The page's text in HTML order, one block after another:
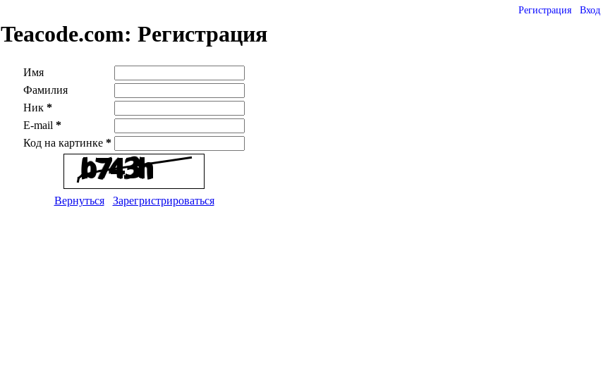
Регистрация Вход
Teacode.com: Регистрация
Имя
Фамилия
Ник *
E-mail *
Код на картинке *
Вернуться Зарегристрироваться